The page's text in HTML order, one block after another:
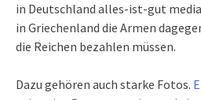
in Deutschland alles-ist-gut
in Griechenland die Armen
die Reichen bezahlen müssen.
Dazu gehören auch starke Fotos.